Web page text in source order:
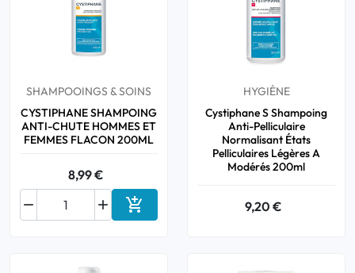
SHAMPOOINGS & SOINS
CYSTIPHANE SHAMPOING
ANTI-CHUTE HOMMES ET
FEMMES FLACON 200ML
8,99 €

 Ajouter au panier
HYGIÈNE
Cystiphane S Shampoing
Anti-Pelliculaire
Normalisant États
Pelliculaires Légères A
Modérés 200ml
9,20 €